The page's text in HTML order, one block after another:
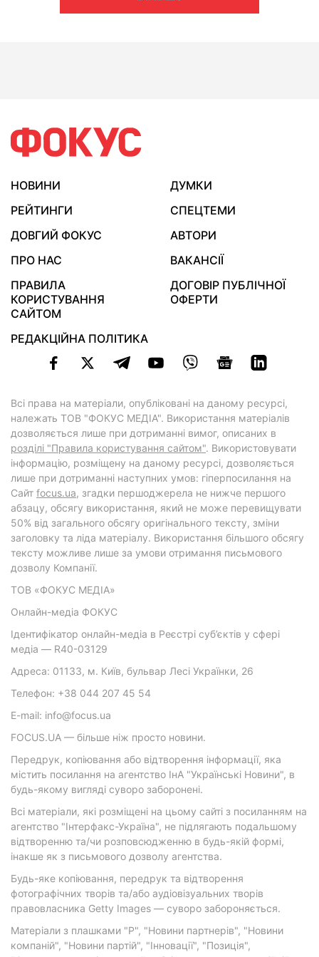
НОВИНИ
ДУМКИ
РЕЙТИНГИ
СПЕЦТЕМИ
ДОВГИЙ ФОКУС
АВТОРИ
ПРО НАС
ВАКАНСІЇ
ПРАВИЛА
КОРИСТУВАННЯ
САЙТОМ
ДОГОВІР ПУБЛІЧНОЇ
ОФЕРТИ
РЕДАКЦІЙНА ПОЛІТИКА
Всі права на матеріали, опубліковані на даному ресурсі,
належать ТОВ "ФОКУС МЕДІА". Використання матеріалів
дозволяється лише при дотриманні вимог, описаних в
розділі "Правила користування сайтом". Використовувати
інформацію, розміщену на даному ресурсі, дозволяється
лише при дотриманні наступних умов: гіперпосилання на
Cайт focus.ua, згадки першоджерела не нижче першого
абзацу, обсягу використання, який не може перевищувати
50% від загального обсягу оригінального тексту, зміни
заголовку та ліда матеріалу. Використання більшого обсягу
тексту можливе лише за умови отримання письмового
дозволу Компанії.
ТОВ «ФОКУС МЕДІА»
Онлайн-медіа ФОКУС
Ідентифікатор онлайн-медіа в Реєстрі суб’єктів у сфері
медіа — R40-03129
Адреса: 01133, м. Київ, бульвар Лесі Українки, 26
Телефон: +38 044 207 45 54
E-mail: info@focus.ua
FOCUS.UA — більше ніж просто новини.
Передрук, копіювання або відтворення інформації, яка
містить посилання на агентство ІнА "Українські Новини", в
будь-якому вигляді суворо заборонені.
Всі матеріали, які розміщені на цьому сайті з посиланням на
агентство "Інтерфакс-Україна", не підлягають подальшому
відтворенню та/чи розповсюдженню в будь-якій формі,
інакше як з письмового дозволу агентства.
Будь-яке копіювання, передрук та відтворення
фотографічних творів та/або аудіовізуальних творів
правовласника Getty Images — суворо забороняється.
Матеріали з плашками "Р", "Новини партнерів", "Новини
компаній", "Новини партій", "Інновації", "Позиція",